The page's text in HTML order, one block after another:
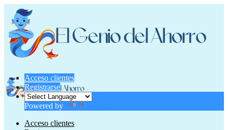
Acceso clientes
Registrarse
Powered by
Acceso clientes